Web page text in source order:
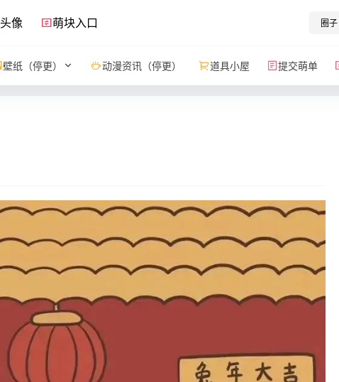
头像 萌块入口 圈子
壁纸（停更） 动漫资讯（停更） 道具小屋 提交萌单